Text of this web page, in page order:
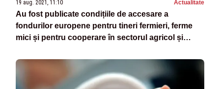
19 aug. 2021, 11:10 Actualitate
Au fost publicate condițiile de accesare a
fondurilor europene pentru tineri fermieri, ferme
mici și pentru cooperare în sectorul agricol și